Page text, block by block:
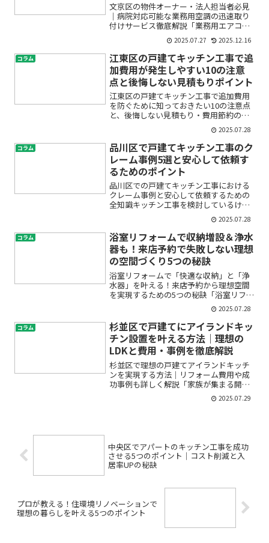
文京区の物件オーナー・法人担当者必見
｜病院対応可能な業務用空調の迅速取り
付けサービス徹底解説「業務用エアコン
の導入や交換を急いで進めたいけれど、
どこに相談すれば安全で確実なのか分か
らない」「病院やクリニックの特殊な空
調も、対応できる業者はい...
2025.07.27 2025.12.16
コラム
江東区の戸建てキッチン工事で追
加費用が発生しやすい10の注意
点と後悔しない見積もりポイント
江東区の戸建てキッチン工事で追加費用
を防ぐために知っておきたい10の注意点
と、後悔しない見積もり・費用節約のコ
ツ「江東区で戸建てのキッチンリフォー
ムを考えているけれど、見積もりより高
くなる追加費用が不安…」「どこに注意
すれば予算オーバーを防...
2025.07.28
コラム
品川区で戸建てキッチン工事のク
レーム事例5選と安心して依頼す
るためのポイント
品川区での戸建てキッチン工事における
クレーム事例と安心して依頼するための
全知識キッチン工事を検討しているけれ
ど、「うまくいかなかったらどうしよ
う」「トラブルが起きたら対応できるか
な」といった不安をお持ちではありませ
んか？とくに戸建て住宅のリ...
2025.07.28
コラム
浴室リフォームで収納増設＆浄水
器も！来店予約で失敗しない理想
の空間づくり5つの秘訣
浴室リフォームで「快適な収納」と「浄
水器」を叶える！来店予約から理想空間
を実現するための5つの秘訣「浴室リフォ
ームを考えているけど、何から始めれば
いいのかわからない」「収納が少なくて
いつもごちゃごちゃ」「最近は浄水器も
気になる…」そんなお悩...
2025.07.28
コラム
杉並区で戸建てにアイランドキッ
チン設置を叶える方法｜理想の
LDKと費用・事例を徹底解説
杉並区で理想の戸建てアイランドキッチ
ンを実現する方法｜リフォーム費用や成
功事例も詳しく解説「家族が集まる開放
的なキッチンに憧れる」「アイランドキ
ッチンにしたいけど、費用や難しさが不
2025.07.29
中央区でアパートのキッチン工事を成功
させる5つのポイント｜コスト削減と入
居率UPの秘訣
プロが教える！住環境リノベーションで
理想の暮らしを叶える5つのポイント